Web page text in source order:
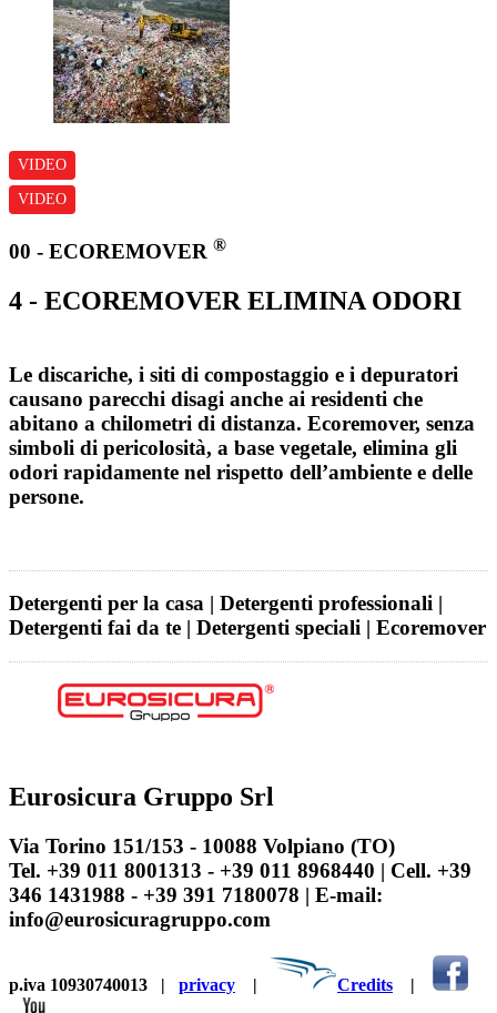
VIDEO
VIDEO
00 - ECOREMOVER ®
4 - ECOREMOVER ELIMINA ODORI
Le discariche, i siti di compostaggio e i depuratori
causano parecchi disagi anche ai residenti che
abitano a chilometri di distanza. Ecoremover, senza
simboli di pericolosità, a base vegetale, elimina gli
odori rapidamente nel rispetto dell’ambiente e delle
persone.
Detergenti per la casa | Detergenti professionali |
Detergenti fai da te | Detergenti speciali | Ecoremover
Eurosicura Gruppo Srl
Via Torino 151/153 - 10088 Volpiano (TO)
Tel. +39 011 8001313 - +39 011 8968440 | Cell. +39
346 1431988 - +39 391 7180078 | E-mail:
info@eurosicuragruppo.com
p.iva 10930740013 | privacy | Credits |